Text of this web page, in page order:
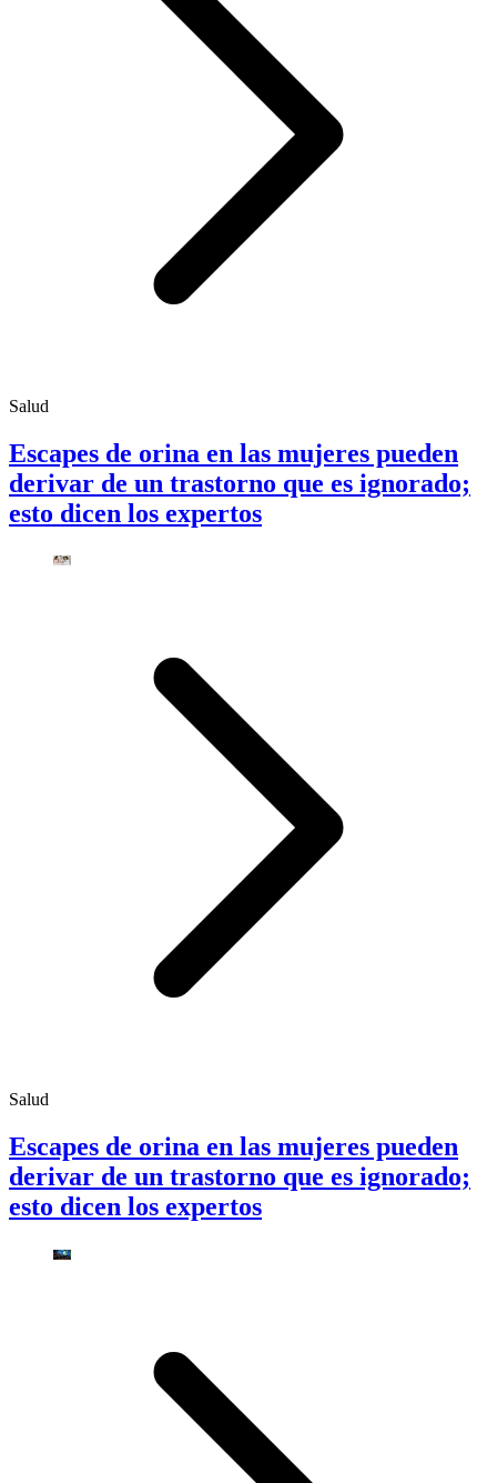
Salud
Escapes de orina en las mujeres pueden
derivar de un trastorno que es ignorado;
esto dicen los expertos
Salud
Escapes de orina en las mujeres pueden
derivar de un trastorno que es ignorado;
esto dicen los expertos